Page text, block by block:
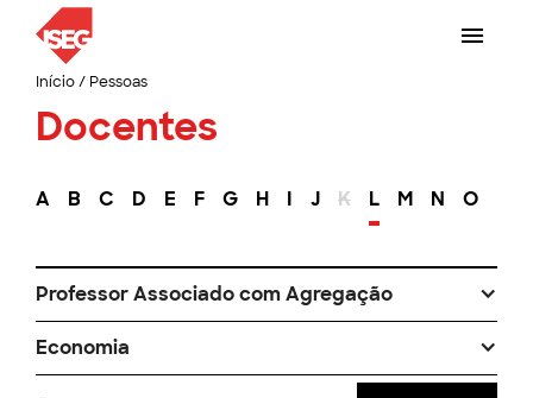
Início/ Pessoas
Docentes
A B C D E F G H I J K L M N O
Professor Associado com Agregação
Economia